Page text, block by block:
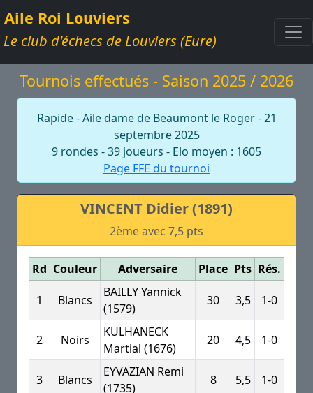
Aile Roi Louviers
Le club d'échecs de Louviers (Eure)
Tournois effectués - Saison 2025 / 2026
Rapide - Aile dame de Beaumont le Roger - 21
septembre 2025
9 rondes - 39 joueurs - Elo moyen : 1605
Page FFE du tournoi
VINCENT Didier (1891)
2ème avec 7,5 pts
Rd Couleur Adversaire Place Pts Rés.
1 Blancs
BAILLY Yannick
(1579)
30 3,5 1-0
2 Noirs
KULHANECK
Martial (1676)
20 4,5 1-0
3 Blancs
EYVAZIAN Remi
(1735)
8 5,5 1-0